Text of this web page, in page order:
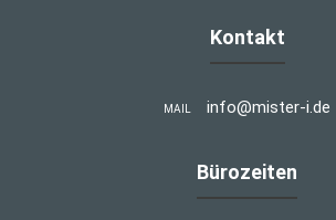
Kontakt
MAIL info@mister-i.de
Bürozeiten